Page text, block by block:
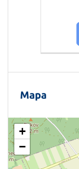
Mapa
+
−